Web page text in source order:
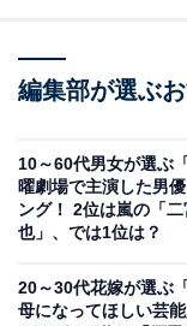
くれそうな雰囲気
れな写真を期待す
れそうなイメージ
編集部が選ぶ
10～60代男女が選ぶ
曜劇場で主演した男
ング！ 2位は嵐の「
也」、では1位は？
20～30代花嫁が選ぶ
母になってほしい芸